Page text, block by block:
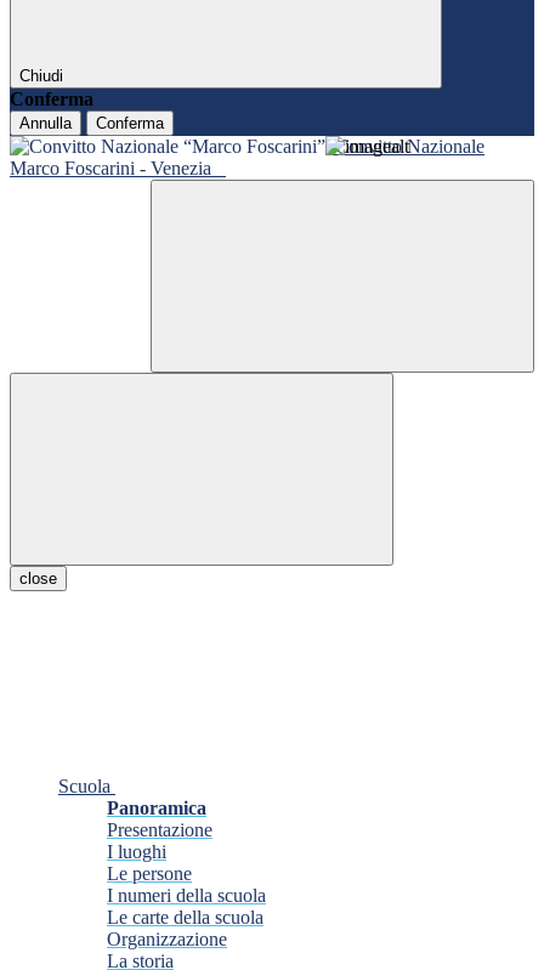
Chiudi
Conferma
Annulla Conferma
Convitto Nazionale
Marco Foscarini - Venezia
close
Scuola
Panoramica
Presentazione
I luoghi
Le persone
I numeri della scuola
Le carte della scuola
Organizzazione
La storia